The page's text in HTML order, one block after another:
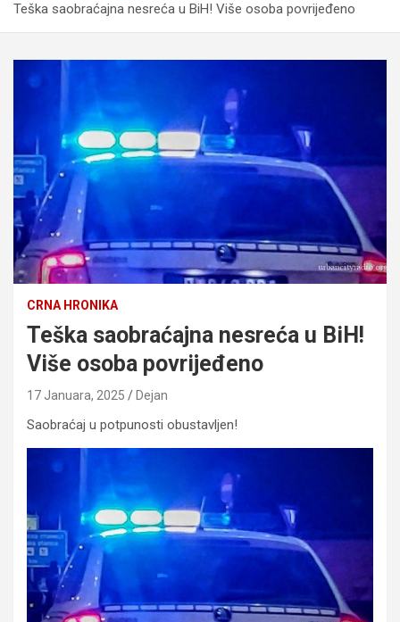
Teška saobraćajna nesreća u BiH! Više osoba povrijeđeno
CRNA HRONIKA
Teška saobraćajna nesreća u BiH!
Više osoba povrijeđeno
17 Januara, 2025 Dejan
Saobraćaj u potpunosti obustavljen!